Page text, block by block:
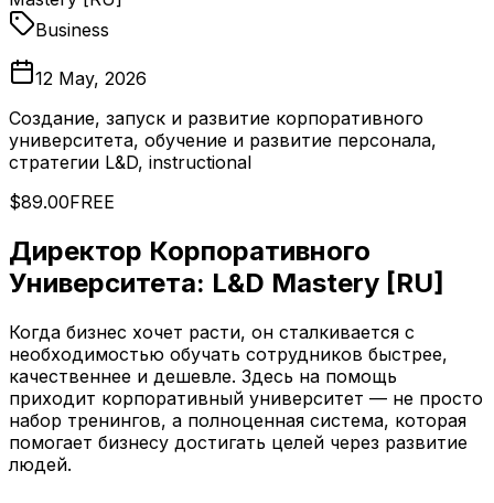
Business
12 May, 2026
Создание, запуск и развитие корпоративного
университета, обучение и развитие персонала,
стратегии L&D, instructional
$89.00FREE
Директор Корпоративного
Университета: L&D Mastery [RU]
Когда бизнес хочет расти, он сталкивается с
необходимостью обучать сотрудников быстрее,
качественнее и дешевле. Здесь на помощь
приходит корпоративный университет — не просто
набор тренингов, а полноценная система, которая
помогает бизнесу достигать целей через развитие
людей.